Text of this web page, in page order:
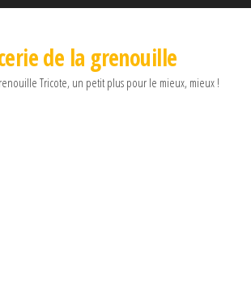
de la grenouille
Tricote, un petit plus pour le mieux, mieux !